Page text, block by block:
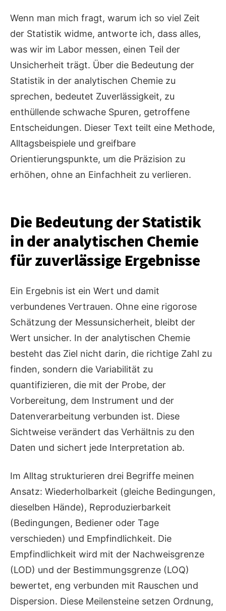
Wenn man mich fragt, warum ich so viel Zeit
der Statistik widme, antworte ich, dass alles,
was wir im Labor messen, einen Teil der
Unsicherheit trägt. Über die Bedeutung der
Statistik in der analytischen Chemie zu
sprechen, bedeutet Zuverlässigkeit, zu
enthüllende schwache Spuren, getroffene
Entscheidungen. Dieser Text teilt eine Methode,
Alltagsbeispiele und greifbare
Orientierungspunkte, um die Präzision zu
erhöhen, ohne an Einfachheit zu verlieren.
Die Bedeutung der Statistik
in der analytischen Chemie
für zuverlässige Ergebnisse
Ein Ergebnis ist ein Wert und damit
verbundenes Vertrauen. Ohne eine rigorose
Schätzung der Messunsicherheit, bleibt der
Wert unsicher. In der analytischen Chemie
besteht das Ziel nicht darin, die richtige Zahl zu
finden, sondern die Variabilität zu
quantifizieren, die mit der Probe, der
Vorbereitung, dem Instrument und der
Datenverarbeitung verbunden ist. Diese
Sichtweise verändert das Verhältnis zu den
Daten und sichert jede Interpretation ab.
Im Alltag strukturieren drei Begriffe meinen
Ansatz: Wiederholbarkeit (gleiche Bedingungen,
dieselben Hände), Reproduzierbarkeit
(Bedingungen, Bediener oder Tage
verschieden) und Empfindlichkeit. Die
Empfindlichkeit wird mit der Nachweisgrenze
(LOD) und der Bestimmungsgrenze (LOQ)
bewertet, eng verbunden mit Rauschen und
Dispersion. Diese Meilensteine setzen Ordnung,